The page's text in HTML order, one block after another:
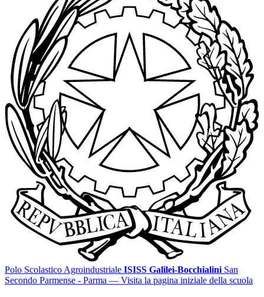
Polo Scolastico Agroindustriale ISISS Galilei-Bocchialini San
Secondo Parmense - Parma — Visita la pagina iniziale della scuola